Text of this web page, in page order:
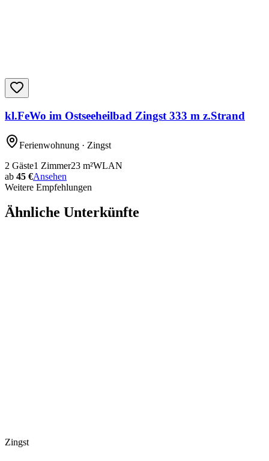
kl.FeWo im Ostseeheilbad Zingst 333 m z.Strand
Ferienwohnung · Zingst
2 Gäste1 Zimmer23 m²WLAN
ab 45 €Ansehen
Weitere Empfehlungen
Ähnliche Unterkünfte
Zingst